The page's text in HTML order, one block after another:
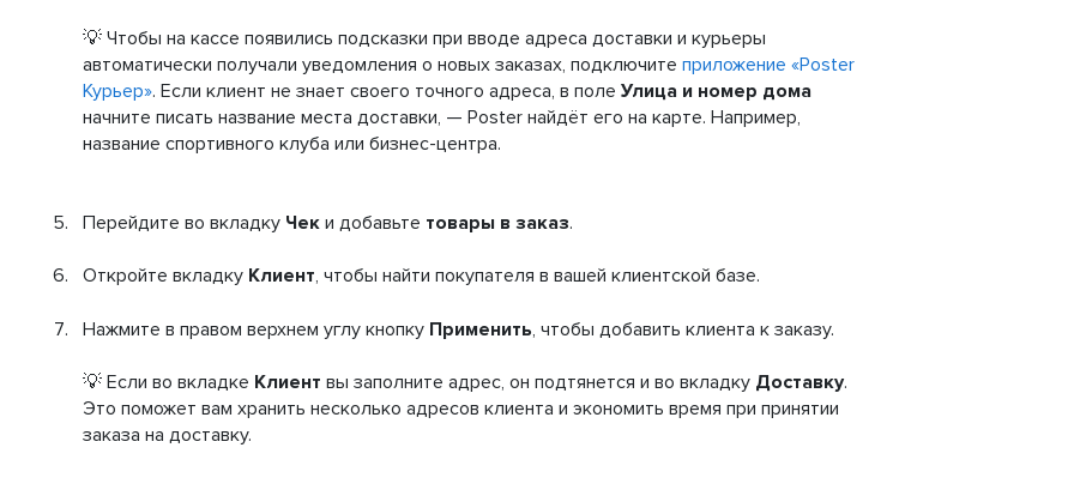
💡 Чтобы на кассе появились подсказки при вводе адреса доставки и курьеры
автоматически получали уведомления о новых заказах, подключите приложение «Poster
Курьер». Если клиент не знает своего точного адреса, в поле Улица и номер дома
начните писать название места доставки, — Poster найдёт его на карте. Например,
название спортивного клуба или бизнес-центра.
Перейдите во вкладку Чеки добавьте товары в заказ.
Откройте вкладку Клиент, чтобы найти покупателя в вашей клиентской базе.
Нажмите в правом верхнем углу кнопку Применить, чтобы добавить клиента к заказу.
💡 Если во вкладке Клиент вы заполните адрес, он подтянется и во вкладку Доставку.
Это поможет вам хранить несколько адресов клиента и экономить время при принятии
заказа на доставку.